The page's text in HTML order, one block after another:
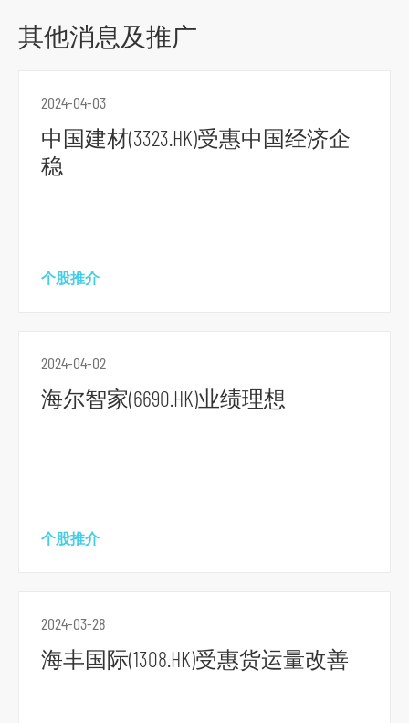
其他消息及推广
2024-04-03
中国建材(3323.HK)受惠中国经济企
稳
个股推介
2024-04-02
海尔智家(6690.HK)业绩理想
个股推介
2024-03-28
海丰国际(1308.HK)受惠货运量改善